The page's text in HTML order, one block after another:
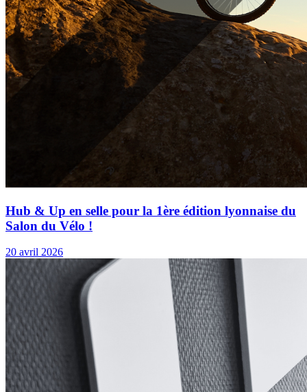
Hub & Up en selle pour la 1ère édition lyonnaise du
Salon du Vélo !
20 avril 2026